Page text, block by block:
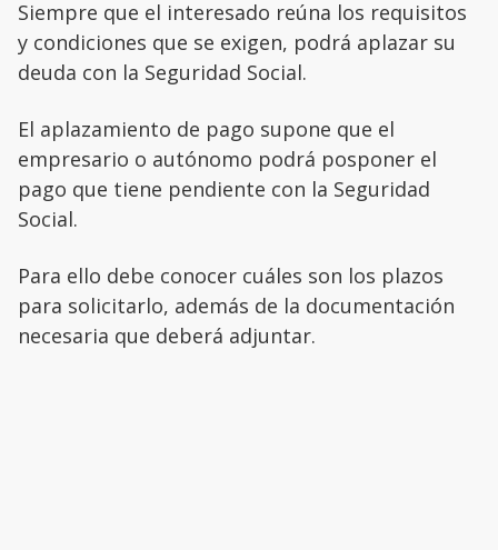
Siempre que el interesado reúna los requisitos
y condiciones que se exigen, podrá aplazar su
deuda con la Seguridad Social.
El aplazamiento de pago supone que el
empresario o autónomo podrá posponer el
pago que tiene pendiente con la Seguridad
Social.
Para ello debe conocer cuáles son los plazos
para solicitarlo, además de la documentación
necesaria que deberá adjuntar.